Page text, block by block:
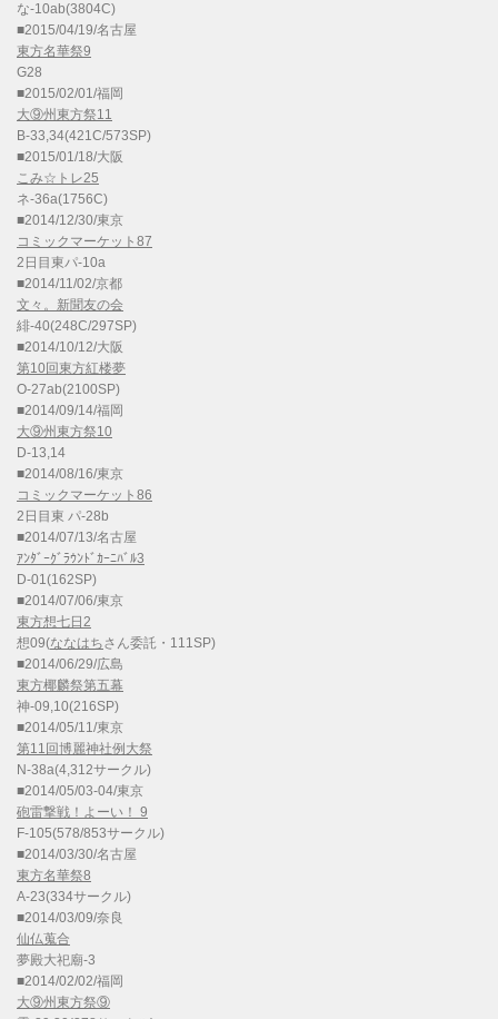
な-10ab(3804C)
■2015/04/19/名古屋
東方名華祭9
G28
■2015/02/01/福岡
大⑨州東方祭11
B-33,34(421C/573SP)
■2015/01/18/大阪
こみ☆トレ25
ネ-36a(1756C)
■2014/12/30/東京
コミックマーケット87
2日目東パ-10a
■2014/11/02/京都
文々。新聞友の会
緋-40(248C/297SP)
■2014/10/12/大阪
第10回東方紅楼夢
O-27ab(2100SP)
■2014/09/14/福岡
大⑨州東方祭10
D-13,14
■2014/08/16/東京
コミックマーケット86
2日目東 パ-28b
■2014/07/13/名古屋
ｱﾝﾀﾞｰｸﾞﾗｳﾝﾄﾞｶｰﾆﾊﾞﾙ3
D-01(162SP)
■2014/07/06/東京
東方想七日2
想09(ななはちさん委託・111SP)
■2014/06/29/広島
東方椰麟祭第五幕
神-09,10(216SP)
■2014/05/11/東京
第11回博麗神社例大祭
N-38a(4,312サークル)
■2014/05/03-04/東京
砲雷撃戦！よーい！ 9
F-105(578/853サークル)
■2014/03/30/名古屋
東方名華祭8
A-23(334サークル)
■2014/03/09/奈良
仙仏蒐合
夢殿大祀廟-3
■2014/02/02/福岡
大⑨州東方祭⑨